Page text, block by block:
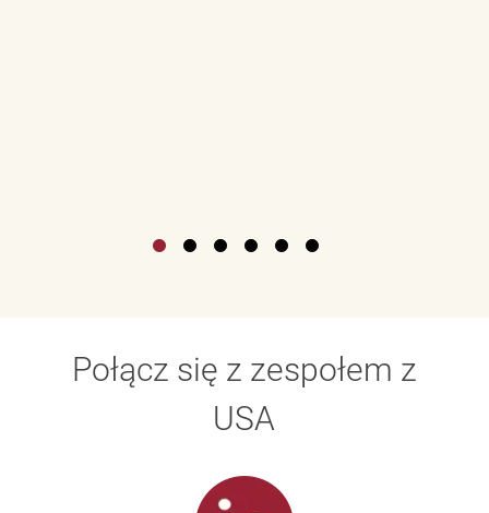
Połącz się z zespołem z
USA